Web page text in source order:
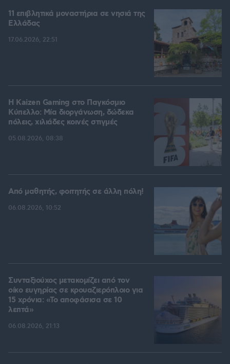
11 επιβλητικά μοναστήρια σε νησιά της
Ελλάδας
17.06.2026, 22:51
H Kaizen Gaming στο Παγκόσμιο
Kύπελλο: Μία διοργάνωση, δώδεκα
πόλεις, χιλιάδες κοινές στιγμές
05.08.2026, 08:38
Από μαθητής, φοιτητής σε άλλη πόλη!
06.08.2026, 10:52
Συνταξιούχος μετακομίζει από τον
οίκο ευγηρίας σε κρουαζιερόπλοιο για
15 χρόνια: «Το αποφάσισα σε 10
λεπτά»
06.08.2026, 21:13